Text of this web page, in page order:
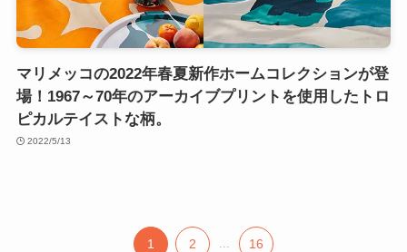
マリメッコの2022年春夏新作ホームコレクションが登
場！1967～70年のアーカイブプリントを使用したトロ
ピカルテイストな柄。
2022/5/13
1 2 16